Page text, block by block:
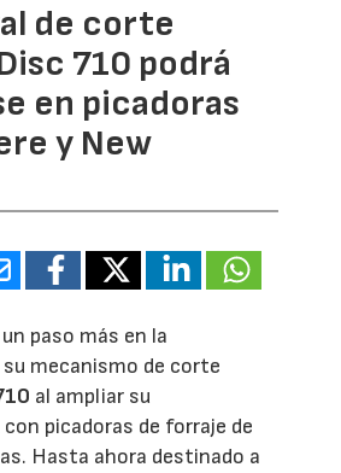
de corte
710 podrá
en picadoras
y New
paso más en la
mecanismo de corte
al ampliar su
picadoras de forraje de
Hasta ahora destinado a